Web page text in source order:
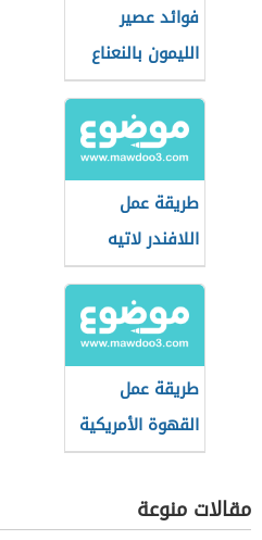
فوائد عصير
الليمون بالنعناع
طريقة عمل
اللافندر لاتيه
طريقة عمل
القهوة الأمريكية
في البيت
مقالات منوعة